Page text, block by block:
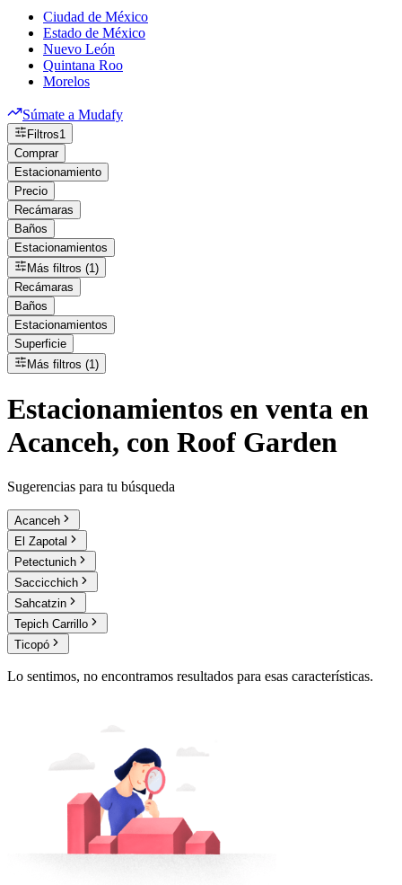
Ciudad de México
Estado de México
Nuevo León
Quintana Roo
Morelos
Súmate a Mudafy
Filtros1
Comprar
Estacionamiento
Precio
Recámaras
Baños
Estacionamientos
Más filtros (1)
Recámaras
Baños
Estacionamientos
Superficie
Más filtros (1)
Estacionamientos en venta en
Acanceh, con Roof Garden
Sugerencias para tu búsqueda
Acanceh
El Zapotal
Petectunich
Saccicchich
Sahcatzin
Tepich Carrillo
Ticopó
Lo sentimos, no encontramos resultados para esas características.